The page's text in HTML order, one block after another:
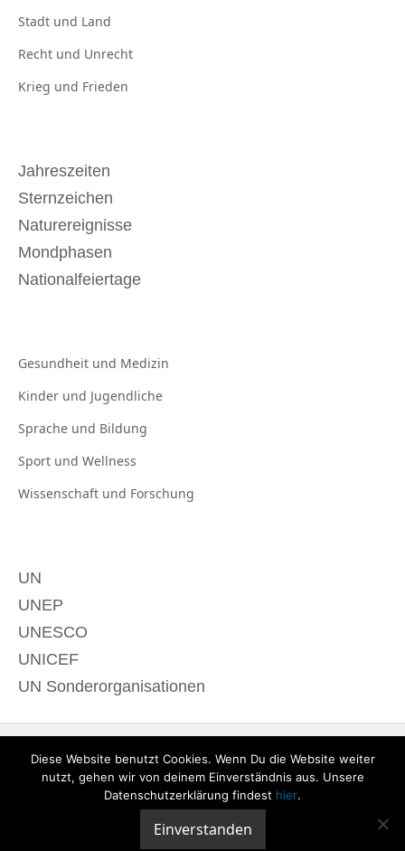
Stadt und Land
Recht und Unrecht
Krieg und Frieden
Jahreszeiten
Sternzeichen
Naturereignisse
Mondphasen
Nationalfeiertage
Gesundheit und Medizin
Kinder und Jugendliche
Sprache und Bildung
Sport und Wellness
Wissenschaft und Forschung
UN
UNEP
UNESCO
UNICEF
UN Sonderorganisationen
Diese Website benutzt Cookies. Wenn Du die Website weiter
nutzt, gehen wir von deinem Einverständnis aus. Unsere
Datenschutzerklärung findest hier.
Einverstanden